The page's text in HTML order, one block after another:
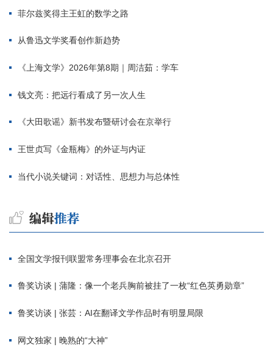
菲尔兹奖得主王虹的数学之路
从鲁迅文学奖看创作新趋势
《上海文学》2026年第8期｜周洁茹：学车
钱文亮：把远行看成了另一次人生
《大田歌谣》新书发布暨研讨会在京举行
王世贞写《金瓶梅》的外证与内证
当代小说关键词：对话性、思想力与总体性
全国文学报刊联盟常务理事会在北京召开
鲁奖访谈 | 蒲隆：像一个老兵胸前被挂了一枚“红色英勇勋章”
鲁奖访谈 | 张芸：AI在翻译文学作品时有明显局限
网文独家 | 晚熟的“大神”